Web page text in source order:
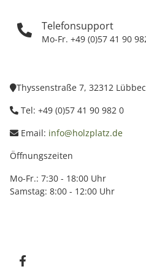
Telefonsupport
Mo-Fr. +49 (0)57 41 90
Thyssenstraße 7, 32312
Tel: +49 (0)57 41 90 982 0
Email: info@holzplatz.de
Öffnungszeiten
Mo-Fr.: 7:30 - 18:00 Uhr
Samstag: 8:00 - 12:00 Uhr